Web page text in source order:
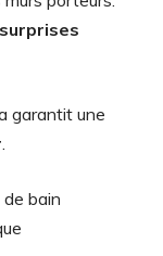
garantit une
.